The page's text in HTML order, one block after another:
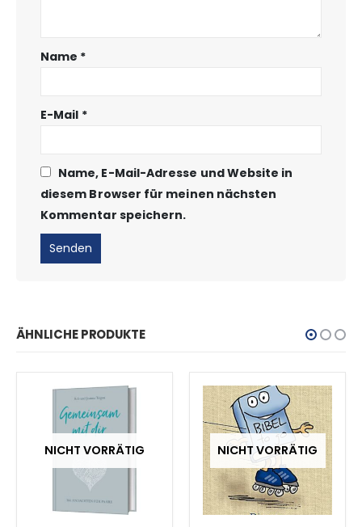
Name *
E-Mail *
Name, E-Mail-Adresse und Website in
diesem Browser für meinen nächsten
Kommentar speichern.
ÄHNLICHE PRODUKTE
NICHT VORRÄTIG NICHT VORRÄTIG